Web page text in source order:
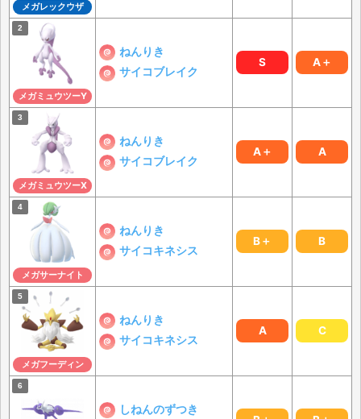
メガレックウザ
メガミュウツーY
ねんりき
サイコブレイク
S A＋
メガミュウツーX
ねんりき
サイコブレイク
A＋ A
メガサーナイト
ねんりき
サイコキネシス
B＋ B
メガフーディン
ねんりき
サイコキネシス
A C
しねんのずつき